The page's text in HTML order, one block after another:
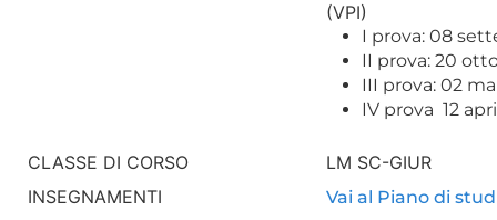
(VPI)
I prova: 08
II prova: 20
III prova: 02
IV prova 12
CLASSE DI CORSO
LM SC-GIUR
INSEGNAMENTI
Vai al Piano di